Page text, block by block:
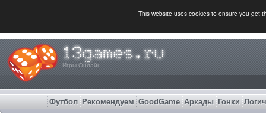
This website uses cookies to ensure you get
Игры Онлайн
Футбол Рекомендуем GoodGame Аркады Гонки